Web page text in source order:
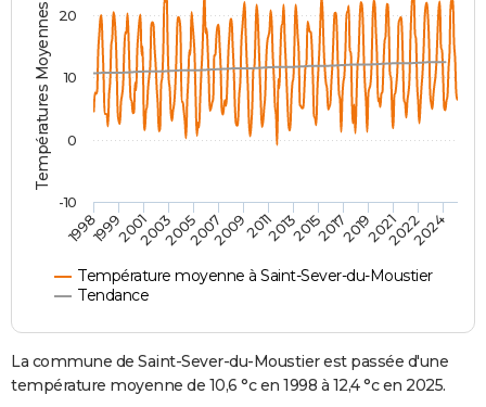
Destinations
City break
Voyage nature
Voyage de noces
Forum
Climat
PHOTO
GUIDES D'ACHAT
BONS PLANS
CARTE DE VOEUX
Carte de Noël
Carte Bonne année
Carte Saint-Valentin
Carte Pâques
Carte d'anniversaire
DICTIONNAIRE
Dictionnaire
Biographies
Citations
Expressions
Proverbes
PROGRAMME TV
COPAINS D'AVANT
S'inscrire
Se connecter
Lycées
Collèges
Primaires
Universités
Entreprises
Service militaire
Avis de recherche
AVIS DE DÉCÈS
FORUM
Températures Moyennes ( °C )
Température moyenne à Saint-Sever-du-Moustier
Tendance
199819992001200320052007200920112013201520172019202120222024
-10
0
10
20
La commune de Saint-Sever-du-Moustier est passée d'une
température moyenne de 10,6 °c en 1998 à 12,4 °c en 2025.